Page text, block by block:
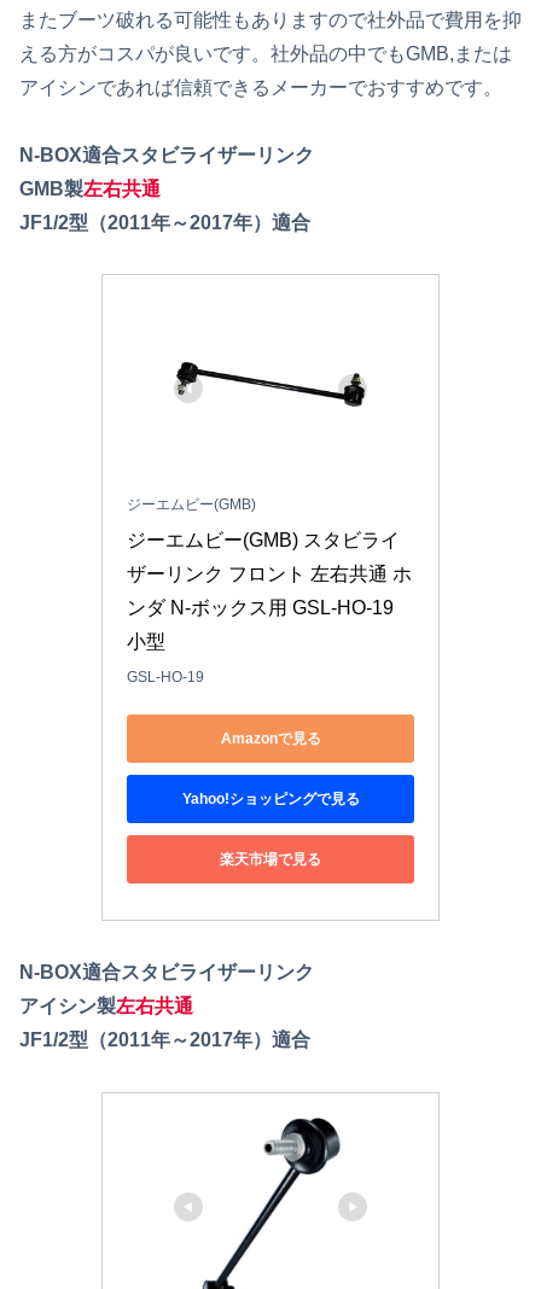
またブーツ破れる可能性もありますので社外品で費用を抑
える方がコスパが良いです。社外品の中でもGMB,または
アイシンであれば信頼できるメーカーでおすすめです。
N-BOX適合スタビライザーリンク
GMB製左右共通
JF1/2型（2011年～2017年）適合
ジーエムビー(GMB)
ジーエムビー(GMB) スタビライ
ザーリンク フロント 左右共通 ホ
ンダ N-ボックス用 GSL-HO-19
小型
GSL-HO-19
Amazonで見る
Yahoo!ショッピングで見る
楽天市場で見る
N-BOX適合スタビライザーリンク
アイシン製左右共通
JF1/2型（2011年～2017年）適合